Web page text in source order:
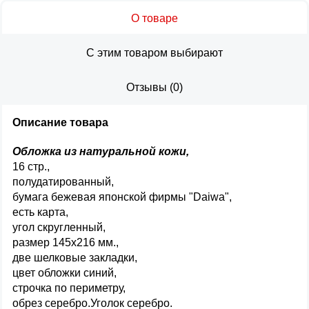
О товаре
С этим товаром выбирают
Отзывы (0)
Описание товара
Обложка из натуральной кожи,
16 стр.,
полудатированный,
бумага бежевая японской фирмы "Daiwa",
есть карта,
угол скругленный,
размер 145х216 мм.,
две шелковые закладки,
цвет обложки синий,
строчка по периметру,
обрез серебро.Уголок серебро.